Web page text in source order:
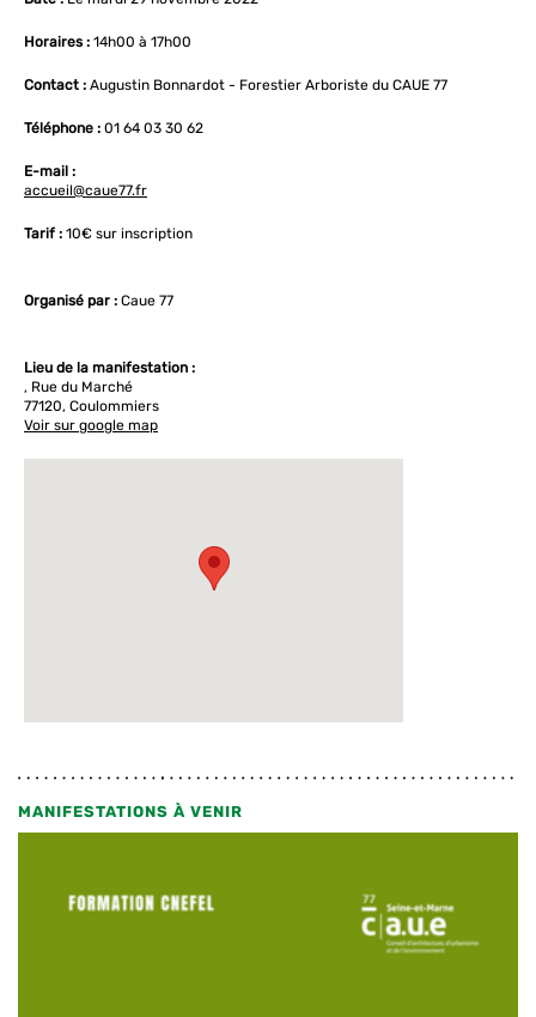
Horaires : 14h00 à 17h00
Contact : Augustin Bonnardot - Forestier Arboriste du CAUE 77
Téléphone : 01 64 03 30 62
E-mail :
accueil@caue77.fr
Tarif : 10€ sur inscription
Organisé par : Caue 77
Lieu de la manifestation :
, Rue du Marché
77120, Coulommiers
Voir sur google map
MANIFESTATIONS À VENIR